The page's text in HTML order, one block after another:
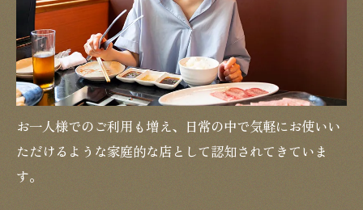
お一人様でのご利用も増え、日常の中で気軽にお使いい
ただけるような家庭的な店として認知されてきていま
す。